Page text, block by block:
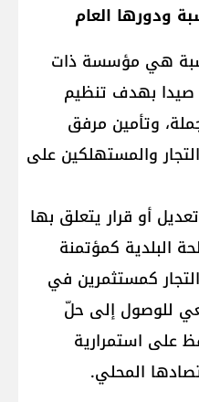
ودورها العام
هي مؤسسة ذات
صيدا بهدف تنظيم
وتأمين مرفق
والمستهلكين على
أو قرار يتعلق بها
البلدية كمؤتمنة
كمستثمرين في
للوصول إلى حلّ
على استمرارية
المحلي.